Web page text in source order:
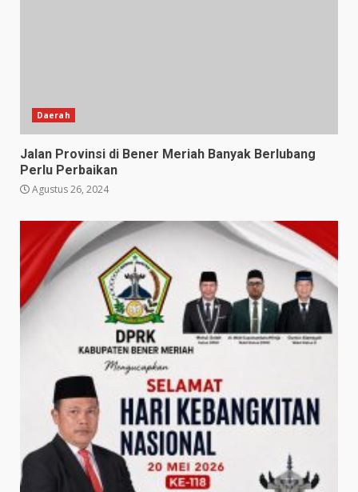
Daerah
Jalan Provinsi di Bener Meriah Banyak Berlubang
Perlu Perbaikan
Agustus 26, 2024